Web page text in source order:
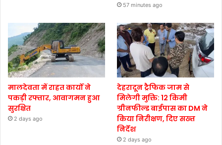
57 minutes ago
मालदेवता में राहत कार्यों ने
पकड़ी रफ्तार, आवागमन हुआ
सुरक्षित
2 days ago
देहरादून ट्रैफिक जाम से
मिलेगी मुक्ति: 12 किमी
ग्रीनफील्ड बाईपास का DM ने
किया निरीक्षण, दिए सख्त
निर्देश
2 days ago